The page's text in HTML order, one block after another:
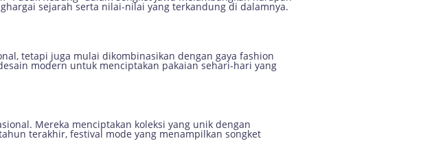
sejarah serta nilai-nilai yang terkandung di dalamnya.
tetapi juga mulai dikombinasikan dengan gaya fashion
modern untuk menciptakan pakaian sehari-hari yang
Mereka menciptakan koleksi yang unik dengan
terakhir, festival mode yang menampilkan songket